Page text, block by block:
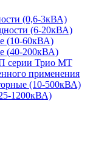
(0,6-3кВА)
(6-20кВА)
(10-60кВА)
(40-200кВА)
серии Трио МТ
применения
(10-500кВА)
1200кВА)